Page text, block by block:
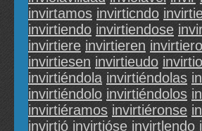
invirtamos invirticndo
invirtiendo invirtiendose
invirtiere invirtieren
invirtiesen invirtieudo invirtio
invirtiéndola invirtiéndolas
invirtiéndolo invirtiéndolos
invirtiéramos invirtiéronse
invirtió invirtióse invirtlendo